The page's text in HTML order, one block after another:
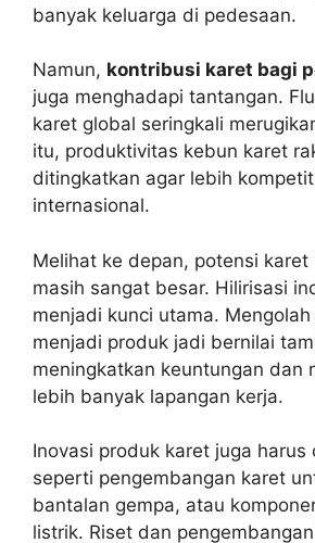
banyak keluarga di pedesaan.
Namun, kontribusi karet bagi
juga menghadapi tantangan.
karet global seringkali
itu, produktivitas kebun karet
ditingkatkan agar lebih
internasional.
Melihat ke depan, potensi karet
masih sangat besar. Hilirisasi
menjadi kunci utama.
menjadi produk jadi bernilai
meningkatkan keuntungan dan
lebih banyak lapangan kerja.
Inovasi produk karet juga harus
seperti pengembangan karet
bantalan gempa, atau
listrik. Riset dan